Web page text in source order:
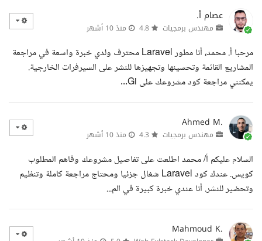
عصام أ.
مهندس برمجيات منذ 10 أشهر
مرحبا أ. محمد، أنا مطور Laravel محترف ولدي خبرة واسعة في مراجعة
المشاريع القائمة وتحسينها وتجهيزها للنشر على السيرفرات الخارجية.
يمكنني مراجعة كود مشروعك على Gi...
Ahmed M.
مهندس برمجيات منذ 10 أشهر
السلام عليكم أ/ محمد اطلعت على تفاصيل مشروعك وفاهم المطلوب
كويس. عندك كود Laravel شغال جزئيا ومحتاج مراجعة كاملة وتنظيم
وتحضير للنشر. أنا عندي خبرة كبيرة في الم...
Mahmoud K.